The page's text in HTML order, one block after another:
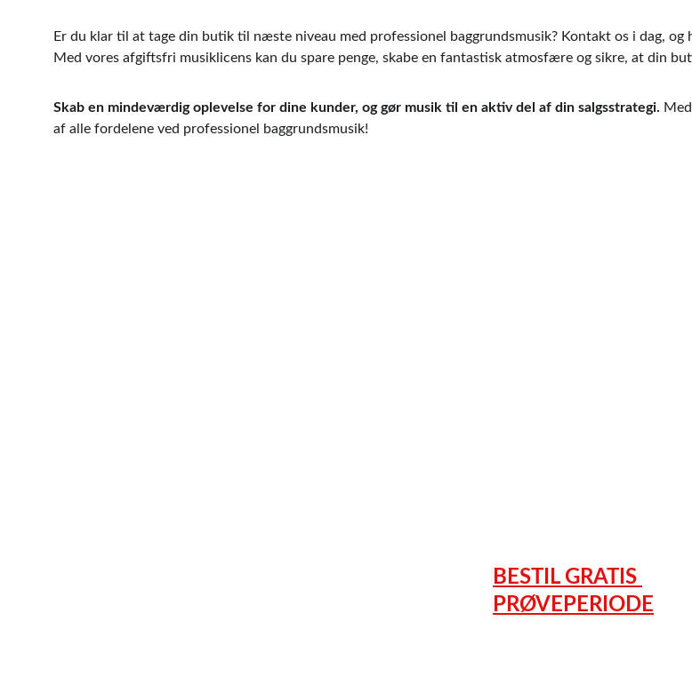
Er du klar til at tage din butik til næste niveau med professionel baggrundsmusik? Kontakt os i dag,
Med vores afgiftsfri musiklicens kan du spare penge, skabe en fantastisk atmosfære og sikre, at din
Skab en mindeværdig oplevelse for dine kunder, og gør musik til en aktiv del af din salgsstrategi.
af alle fordelene ved professionel baggrundsmusik!
BESTIL GRATIS
PRØVEPERIODE